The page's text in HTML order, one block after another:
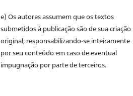
e) Os autores assumem que os textos
submetidos à publicação são de sua criação
original, responsabilizando-se inteiramente
por seu conteúdo em caso de eventual
impugnação por parte de terceiros.